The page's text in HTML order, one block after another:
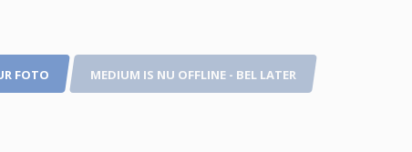
FOTO MEDIUM IS NU OFFLINE - BEL LATER